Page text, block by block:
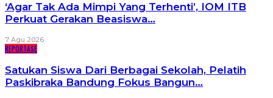
‘Agar Tak Ada Mimpi Yang Terhenti’, IOM ITB
Perkuat Gerakan Beasiswa…
7 Agu 2026
REPORTASE
Satukan Siswa Dari Berbagai Sekolah, Pelatih
Paskibraka Bandung Fokus Bangun…